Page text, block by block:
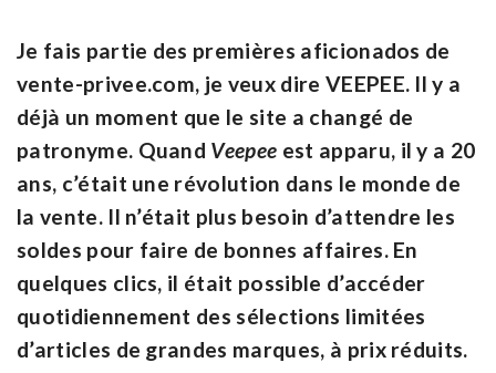
Je fais partie des premières aficionados de
vente-privee.com, je veux dire VEEPEE. Il y a
déjà un moment que le site a changé de
patronyme. Quand Veepee est apparu, il y a 20
ans, c’était une révolution dans le monde de
la vente. Il n’était plus besoin d’attendre les
soldes pour faire de bonnes affaires. En
quelques clics, il était possible d’accéder
quotidiennement des sélections limitées
d’articles de grandes marques, à prix réduits.